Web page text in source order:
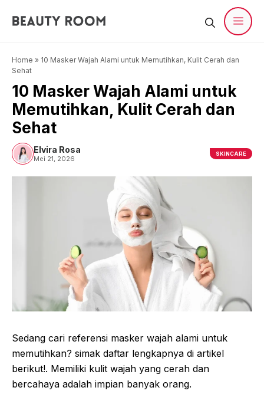
Home » 10 Masker Wajah Alami untuk Memutihkan, Kulit Cerah dan
Sehat
10 Masker Wajah Alami untuk
Memutihkan, Kulit Cerah dan
Sehat
Elvira Rosa
Mei 21, 2026
SKINCARE
Sedang cari referensi masker wajah alami untuk
memutihkan? simak daftar lengkapnya di artikel
berikut!. Memiliki kulit wajah yang cerah dan
bercahaya adalah impian banyak orang.